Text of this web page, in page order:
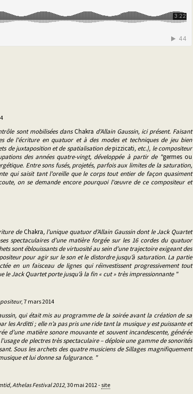
sont mobilisées dansChakra d'Allain Gaussin, ici présent. Faisant
de l'écriture en quatuor et à des modes et techniques de jeu bien
de juxtaposition et de spatialisation depizzicati, etc.), le compositeur
des années quatre-vingt, développée à partir de "germes ou
Entre sons fusés, projetés, parfois aux limites de la saturation,
qui saisit tant l'oreille que le corps tout entier de façon quasiment
on se demande encore pourquoi l'œuvre de ce compositeur et
deChakra, l’unique quatuor d’Allain Gaussin dont le Jack Quartet
spectaculaires d’une matière forgée sur les 16 cordes du quatuor
sont éblouissants de virtuosité au sein d’une trajectoire exigeant des
pour agir sur le son et le distordre jusqu’à saturation. La partie
en un faisceau de lignes qui réinvestissent progressivement tout
le Jack Quartet porte jusqu’à la fin « cut » très impressionnante "
, 7 mars 2014
qui était mis au programme de la soirée avant la création de sa
les Arditti ; elle n’a pas pris une ride tant la musique y est puissante et
d’une matière sonore mouvante et souvent incandescente, générée
de plectres très spectaculaire – déploie une gamme de sonorités
Sous les archets des quatre musiciens de Sillages magnifiquement
et lui donne sa fulgurance. "
Athelas Festival 2012, 30 mai 2012 - site